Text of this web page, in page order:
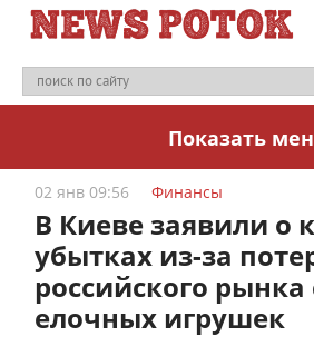
Показать
02 янв 09:56 Финансы
В Киеве заявили о
убытках из-за
российского рынка
елочных игрушек